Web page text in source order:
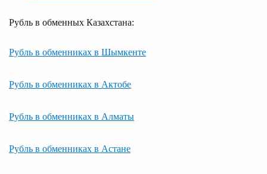
Рубль в обменных Казахстана:
Рубль в обменниках в Шымкенте
Рубль в обменниках в Актобе
Рубль в обменниках в Алматы
Рубль в обменниках в Астане